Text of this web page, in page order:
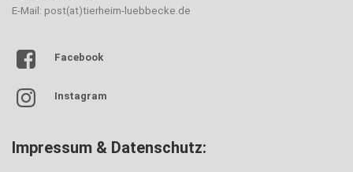
E-Mail: post(at)tierheim-luebbecke.de
Facebook
Instagram
Impressum & Datenschutz: